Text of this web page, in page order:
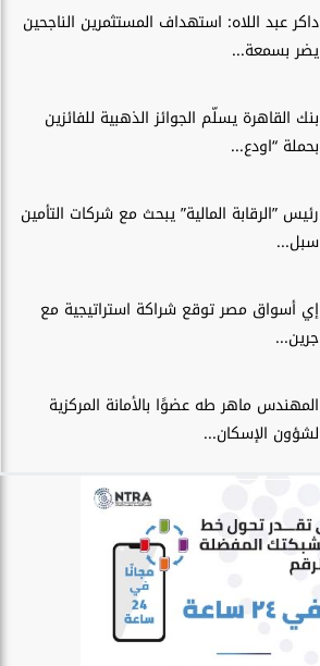
داكر عبد اللاه: استهداف المستثمرين الناجحين
يضر بسمعة...
بنك القاهرة يسلّم الجوائز الذهبية للفائزين
بحملة “اودع...
رئيس ”الرقابة المالية” يبحث مع شركات التأمين
سبل...
إي أسواق مصر توقع شراكة استراتيجية مع
جرين...
المهندس ماهر طه عضوًا بالأمانة المركزية
لشؤون الإسكان...